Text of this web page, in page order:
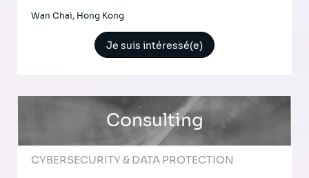
Wan Chai, Hong Kong
Je suis intéressé(e)
Consulting
CYBERSECURITY & DATA PROTECTION